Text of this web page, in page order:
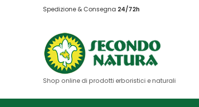
Spedizione & Consegna 24/72h
Shop online di prodotti erboristici e naturali